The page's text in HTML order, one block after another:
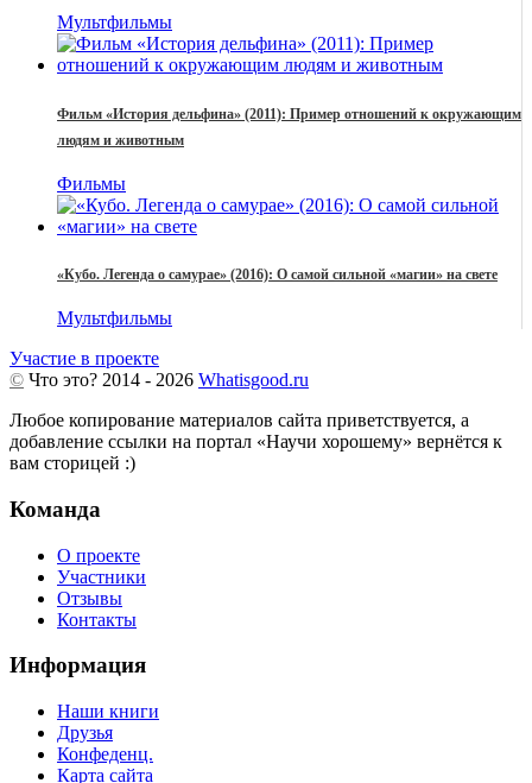
Мультфильмы
Фильм «История дельфина» (2011): Пример отношений к окружающим
людям и животным
Фильмы
«Кубо. Легенда о самурае» (2016): О самой сильной «магии» на свете
Мультфильмы
Участие в проекте
© Что это? 2014 - 2026 Whatisgood.ru
Любое копирование материалов сайта приветствуется, а
добавление ссылки на портал «Научи хорошему» вернётся к
вам сторицей :)
Команда
О проекте
Участники
Отзывы
Контакты
Информация
Наши книги
Друзья
Конфеденц.
Карта сайта